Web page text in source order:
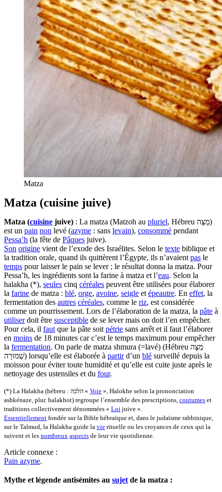
Matza
Matza (cuisine juive)
Matza (cuisine juive) : La matza (Matzoh au pluriel, Hébreu מַצָּה)
est un pain non levé (azyme : sans levain), consommé pendant
Pessa’h (la fête de Pâques juive).
Son origine vient de l’exode des Israélites. Selon le texte biblique et
la tradition orale, quand ils quittèrent l’Égypte, ils n’avaient pas le
temps pour laisser le pain se lever ; le résultat donna la matza. Pour
Pessa’h, les ingrédients sont la farine à matza et l’eau. Selon la
halakha (*), seules cinq céréales peuvent être utilisées pour élaborer
la farine de matza : blé, orge, avoine, seigle et épeautre. En effet, la
fermentation des autres céréales, comme le riz, est considérée
comme un pourrissement. Lors de l’élaboration de la matza, la pâte à
utiliserdoit être susceptible de se lever mais on doit l’en empêcher.
Pour cela, il faut que la pâte soit pétrie sans arrêt et il faut l’élaborer
en moins de 18 minutes car c’est le temps maximum pour empêcher
la fermentation. On parle de matza shmura (=lavé) (Hébreu מַצָּה
שְׁמוּרָה) lorsqu’elle est élaborée à partird’un blé surveillé depuis la
moisson pour éviter toute humidité et qu’elle est cuite juste après le
nettoyage des ustensiles et du four.
(*) La Halakha (hébreu : הלכה « Voie », Halokhe selon la prononciation
ashkénaze, plur. halakhot) regroupe l’ensemble des prescriptions, coutumes et
traditions collectivement dénommées « Loi juive ».
Essentiellement fondée sur la Bible hébraïque et, dans le judaïsme rabbinique,
sur le Talmud, la Halakha guide la vie rituelle ou les croyances de ceux qui la
suivent et les nombreux aspects de leur vie quotidienne.
Article connexe :
Pain azyme.
Mythe et légende antisémites au sujet de la matza :